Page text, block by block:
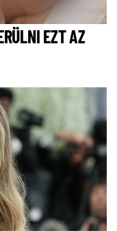
EZT AZ